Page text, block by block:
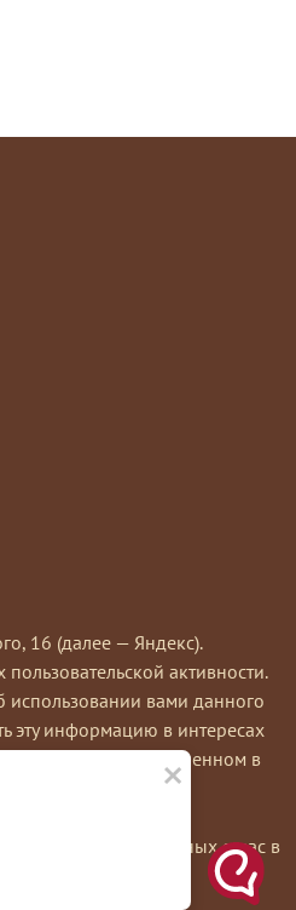
×
16 (далее — Яндекс).
активности.
вами данного
эту информацию в интересах
в порядке, установленном в
—
на обработку данных о вас в